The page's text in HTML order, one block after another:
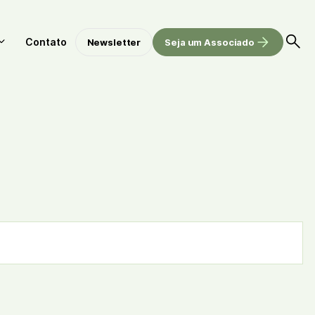
Contato Newsletter Seja um Associado